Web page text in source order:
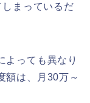
まっているだ
よっても異なり
額は、月30万～